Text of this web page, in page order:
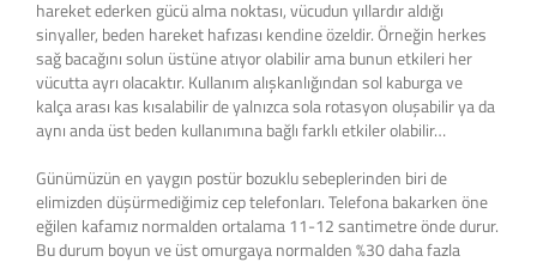
hareket ederken gücü alma noktası, vücudun yıllardır aldığı
sinyaller, beden hareket hafızası kendine özeldir. Örneğin herkes
sağ bacağını solun üstüne atıyor olabilir ama bunun etkileri her
vücutta ayrı olacaktır. Kullanım alışkanlığından sol kaburga ve
kalça arası kas kısalabilir de yalnızca sola rotasyon oluşabilir ya da
aynı anda üst beden kullanımına bağlı farklı etkiler olabilir…
Günümüzün en yaygın postür bozuklu sebeplerinden biri de
elimizden düşürmediğimiz cep telefonları. Telefona bakarken öne
eğilen kafamız normalden ortalama 11-12 santimetre önde durur.
Bu durum boyun ve üst omurgaya normalden %30 daha fazla